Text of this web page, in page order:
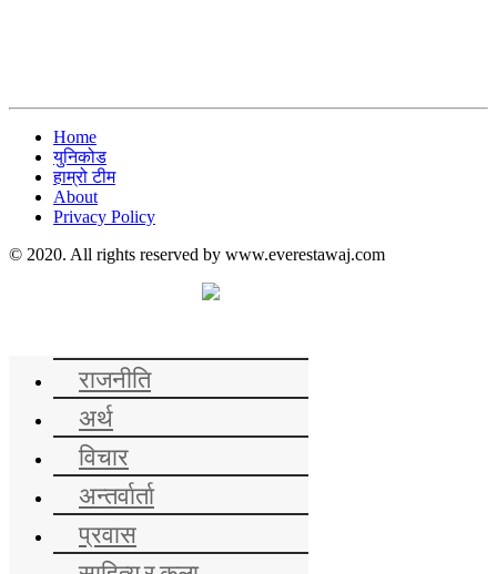
Home
युनिकोड
हाम्रो टीम
About
Privacy Policy
© 2020. All rights reserved by www.everestawaj.com
राजनीति
अर्थ
विचार
अन्तर्वार्ता
प्रवास